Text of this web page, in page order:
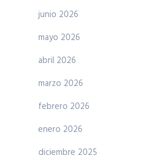
junio 2026
mayo 2026
abril 2026
marzo 2026
febrero 2026
enero 2026
diciembre 2025